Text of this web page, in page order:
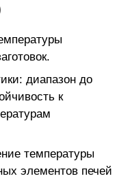
диапазон до
к
температуры
элементов печей